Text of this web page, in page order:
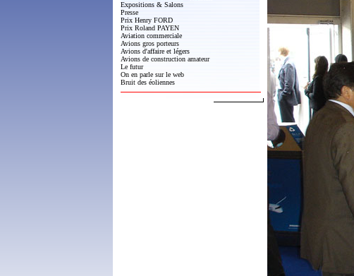
Expositions & Salons
Presse
Prix Henry FORD
Prix Roland PAYEN
Aviation commerciale
Avions gros porteurs
Avions d'affaire et légers
Avions de construction amateur
Le futur
On en parle sur le web
Bruit des éoliennes